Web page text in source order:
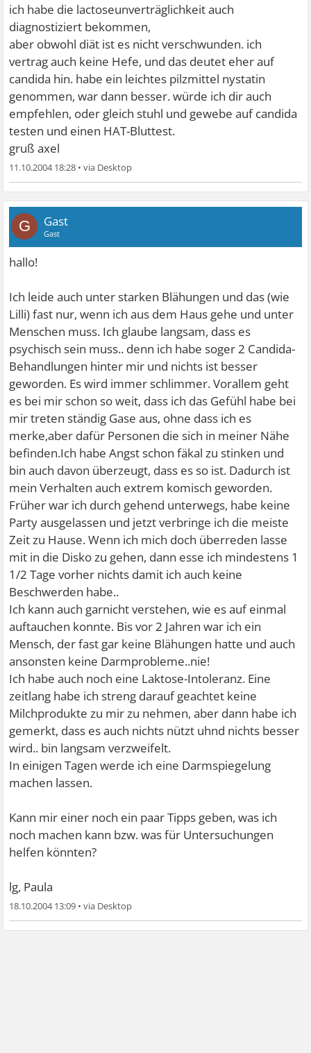
ich habe die lactoseunverträglichkeit auch
diagnostiziert bekommen,
aber obwohl diät ist es nicht verschwunden. ich
vertrag auch keine Hefe, und das deutet eher auf
candida hin. habe ein leichtes pilzmittel nystatin
genommen, war dann besser. würde ich dir auch
empfehlen, oder gleich stuhl und gewebe auf candida
testen und einen HAT-Bluttest.
gruß axel
11.10.2004 18:28 •
G Gast
Gast
hallo!
Ich leide auch unter starken Blähungen und das (wie
Lilli) fast nur, wenn ich aus dem Haus gehe und unter
Menschen muss. Ich glaube langsam, dass es
psychisch sein muss.. denn ich habe soger 2 Candida-
Behandlungen hinter mir und nichts ist besser
geworden. Es wird immer schlimmer. Vorallem geht
es bei mir schon so weit, dass ich das Gefühl habe bei
mir treten ständig Gase aus, ohne dass ich es
merke,aber dafür Personen die sich in meiner Nähe
befinden.Ich habe Angst schon fäkal zu stinken und
bin auch davon überzeugt, dass es so ist. Dadurch ist
mein Verhalten auch extrem komisch geworden.
Früher war ich durch gehend unterwegs, habe keine
Party ausgelassen und jetzt verbringe ich die meiste
Zeit zu Hause. Wenn ich mich doch überreden lasse
mit in die Disko zu gehen, dann esse ich mindestens 1
1/2 Tage vorher nichts damit ich auch keine
Beschwerden habe..
Ich kann auch garnicht verstehen, wie es auf einmal
auftauchen konnte. Bis vor 2 Jahren war ich ein
Mensch, der fast gar keine Blähungen hatte und auch
ansonsten keine Darmprobleme..nie!
Ich habe auch noch eine Laktose-Intoleranz. Eine
zeitlang habe ich streng darauf geachtet keine
Milchprodukte zu mir zu nehmen, aber dann habe ich
gemerkt, dass es auch nichts nützt uhnd nichts besser
wird.. bin langsam verzweifelt.
In einigen Tagen werde ich eine Darmspiegelung
machen lassen.
Kann mir einer noch ein paar Tipps geben, was ich
noch machen kann bzw. was für Untersuchungen
helfen könnten?
lg, Paula
18.10.2004 13:09 •